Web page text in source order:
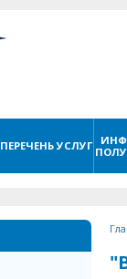
ПЕРЕЧЕНЬ УСЛУГ